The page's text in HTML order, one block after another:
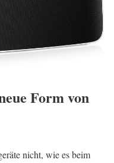
Form von
nicht, wie es beim